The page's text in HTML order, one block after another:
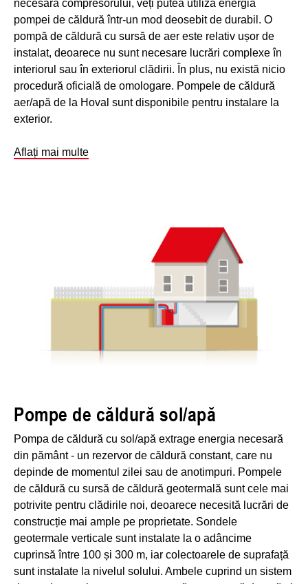
necesară compresorului, veți putea utiliza energia
pompei de căldură într-un mod deosebit de durabil. O
pompă de căldură cu sursă de aer este relativ ușor de
instalat, deoarece nu sunt necesare lucrări complexe în
interiorul sau în exteriorul clădirii. În plus, nu există nicio
procedură oficială de omologare. Pompele de căldură
aer/apă de la Hoval sunt disponibile pentru instalare la
exterior.
Aflați mai multe
Pompe de căldură sol/apă
Pompa de căldură cu sol/apă extrage energia necesară
din pământ - un rezervor de căldură constant, care nu
depinde de momentul zilei sau de anotimpuri. Pompele
de căldură cu sursă de căldură geotermală sunt cele mai
potrivite pentru clădirile noi, deoarece necesită lucrări de
construcție mai ample pe proprietate. Sondele
geotermale verticale sunt instalate la o adâncime
cuprinsă între 100 și 300 m, iar colectoarele de suprafață
sunt instalate la nivelul solului. Ambele cuprind un sistem